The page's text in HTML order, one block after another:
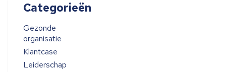
Categorieën
Gezonde
organisatie
Klantcase
Leiderschap